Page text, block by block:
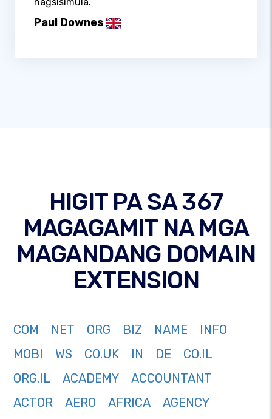
Paul Downes
HIGIT PA SA 367
MAGAGAMIT NA MGA
MAGANDANG DOMAIN
EXTENSION
COM NET ORG BIZ NAME
INFO
MOBI
WS CO.UK IN DE
CO.IL
ORG.IL
ACADEMY
ACCOUNTANT
ACTOR
AERO AFRICA
AGENCY